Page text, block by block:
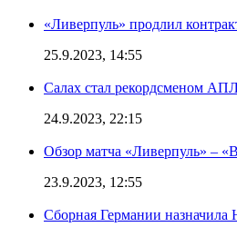
«Ливерпуль» продлил
25.9.2023, 14:55
Салах стал рекордсменом
24.9.2023, 22:15
Обзор матча «Ливерпуль» –
23.9.2023, 12:55
Сборная Германии назначила